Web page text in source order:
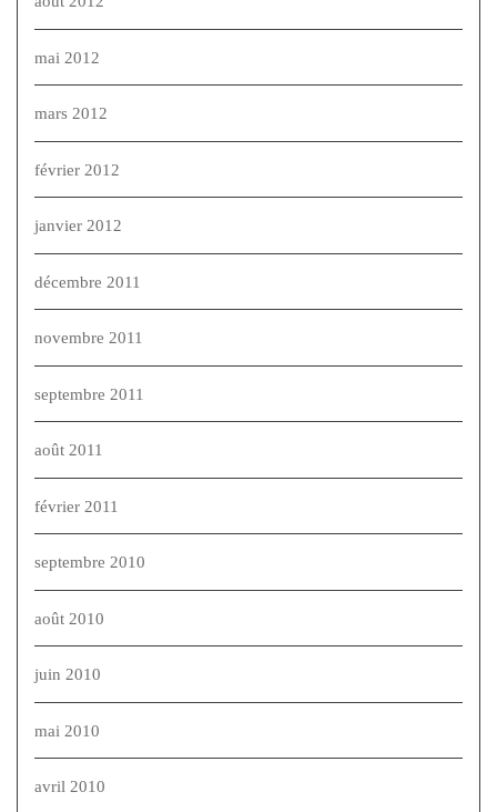
mai 2012
mars 2012
février 2012
janvier 2012
décembre 2011
novembre 2011
septembre 2011
août 2011
février 2011
septembre 2010
août 2010
juin 2010
mai 2010
avril 2010